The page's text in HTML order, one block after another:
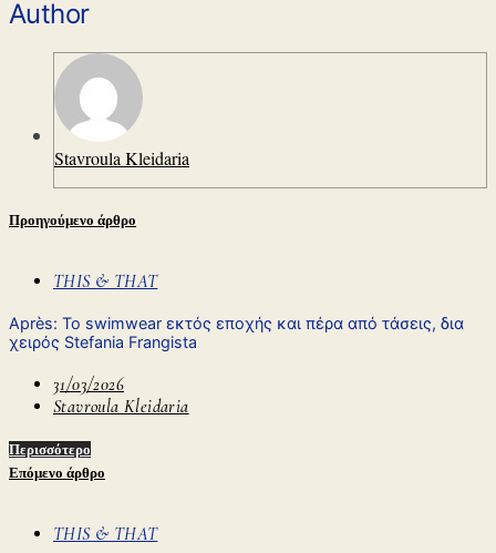
Author
Stavroula Kleidaria
Προηγούμενο άρθρο
THIS & THAT
Après: Το swimwear εκτός εποχής και πέρα από τάσεις, δια
χειρός Stefania Frangista
31/03/2026
Stavroula Kleidaria
Περισσότερο
Επόμενο άρθρο
THIS & THAT